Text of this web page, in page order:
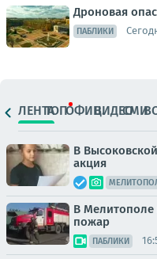
Дроновая
ПАБЛИКИ
ЛЕНТАТОПОФИЦ.ВИДЕОСМИ
В
акция
В Мелитополе
пожар
ПАБЛИКИ